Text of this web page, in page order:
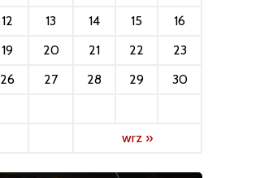
12 13 14 15
16
19 20 21 22
23
26 27 28 29
30
wrz »